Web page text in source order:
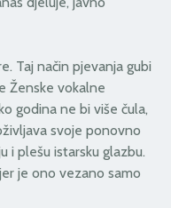
Taj način pjevanja gubi
Ženske vokalne
godina ne bi više čula,
svoje ponovno
i plešu istarsku glazbu.
je ono vezano samo